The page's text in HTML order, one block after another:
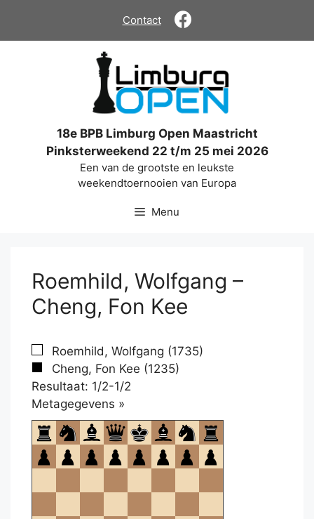
de
Contact
18e BPB Limburg Open Maastricht
Pinksterweekend 22 t/m 25 mei 2026
Een van de grootste en leukste
weekendtoernooien van Europa
Menu
Roemhild, Wolfgang –
Cheng, Fon Kee
Roemhild, Wolfgang (1735)
Cheng, Fon Kee (1235)
Resultaat: 1/2-1/2
Metagegevens »
om
te
openen.